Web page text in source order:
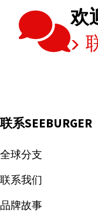
欢
联系SEEBURGER
全球分支
联系我们
品牌故事